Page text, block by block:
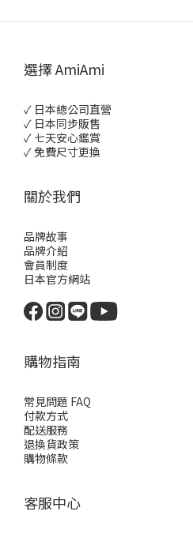
選擇 AmiAmi
✓ 日本總公司直營
✓ 日本同步販售
✓ 七天安心鑑賞
✓ 免費尺寸更換
關於我們
品牌故事
品牌介紹
會員制度
日本官方網站
購物指南
常見問題 FAQ
付款方式
配送服務
退換貨政策
購物條款
客服中心